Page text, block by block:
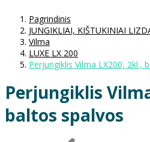
Pagrindinis
JUNGIKLIAI, KIŠTUKINIAI
Vilma
LUXE LX 200
Perjungiklis Vilma LX200, 2kl.,
Perjungiklis
baltos spalvos